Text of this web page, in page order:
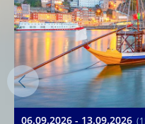
06.09.2026 - 13.09.2026